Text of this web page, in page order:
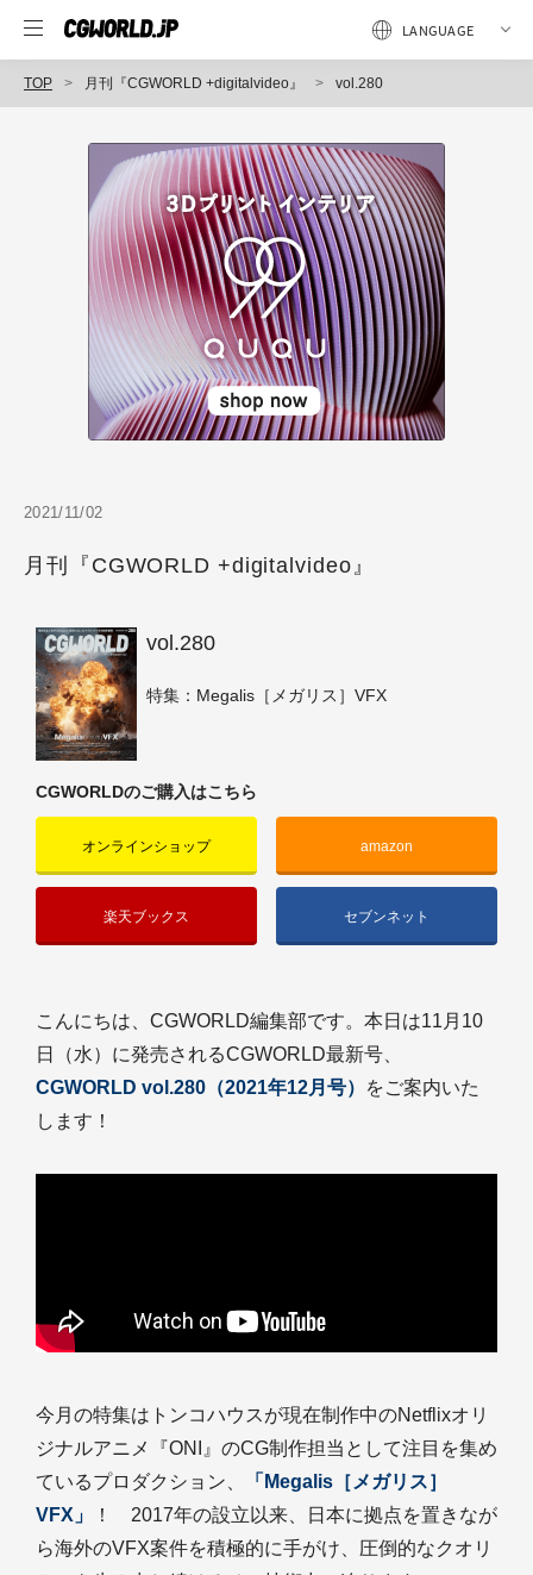
TOP 月刊『CGWORLD +digitalvideo』 vol.280
2021/11/02
月刊『CGWORLD +digitalvideo』
vol.280
特集：Megalis［メガリス］VFX
CGWORLDのご購入はこちら
オンラインショップ amazon
楽天ブックス セブンネット
こんにちは、CGWORLD編集部です。本日は11月10
日（水）に発売されるCGWORLD最新号、
CGWORLD vol.280（2021年12月号）
をご案内いた
します！
今月の特集はトンコハウスが現在制作中のNetflixオリ
ジナルアニメ『ONI』のCG制作担当として注目を集め
ているプロダクション、
「Megalis［メガリス］
VFX」
！ 2017年の設立以来、日本に拠点を置きなが
ら海外のVFX案件を積極的に手がけ、圧倒的なクオリ